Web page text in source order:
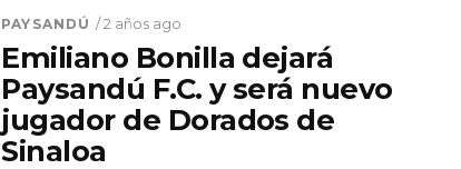
PAYSANDÚ / 2 años ago
Emiliano Bonilla dejará
Paysandú F.C. y será nuevo
jugador de Dorados de
Sinaloa